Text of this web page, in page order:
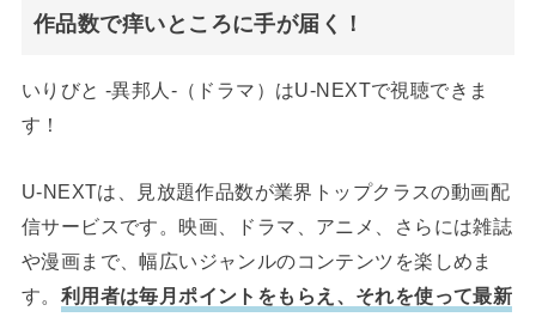
作品数で痒いところに手が届く！
いりびと -異邦人-（ドラマ）はU-NEXTで視聴できま
す！
U-NEXTは、見放題作品数が業界トップクラスの動画配
信サービスです。映画、ドラマ、アニメ、さらには雑誌
や漫画まで、幅広いジャンルのコンテンツを楽しめま
す。 利用者は毎月ポイントをもらえ、それを使って最新